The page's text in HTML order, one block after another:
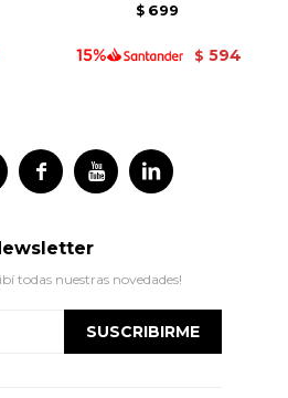
$ 699
$ 594
  
todas nuestras novedades!
SUSCRIBIRME